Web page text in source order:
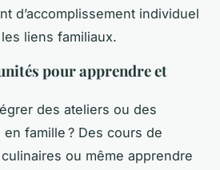
d’accomplissement individuel
liens familiaux.
pour apprendre et
des ateliers ou des
famille ? Des cours de
ou même apprendre